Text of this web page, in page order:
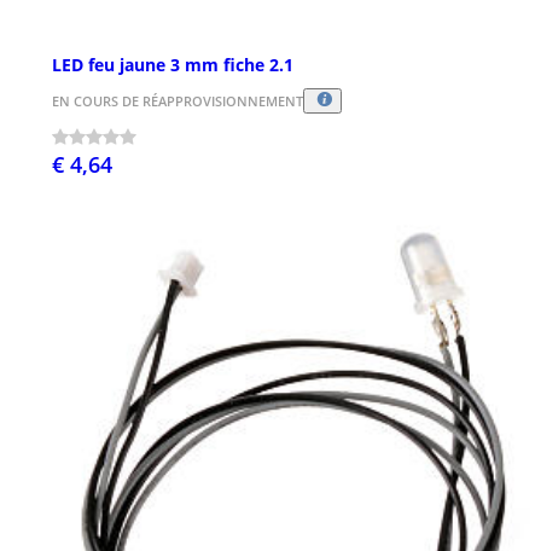
LED feu jaune 3 mm fiche 2.1
EN COURS DE RÉAPPROVISIONNEMENT
€ 4,64